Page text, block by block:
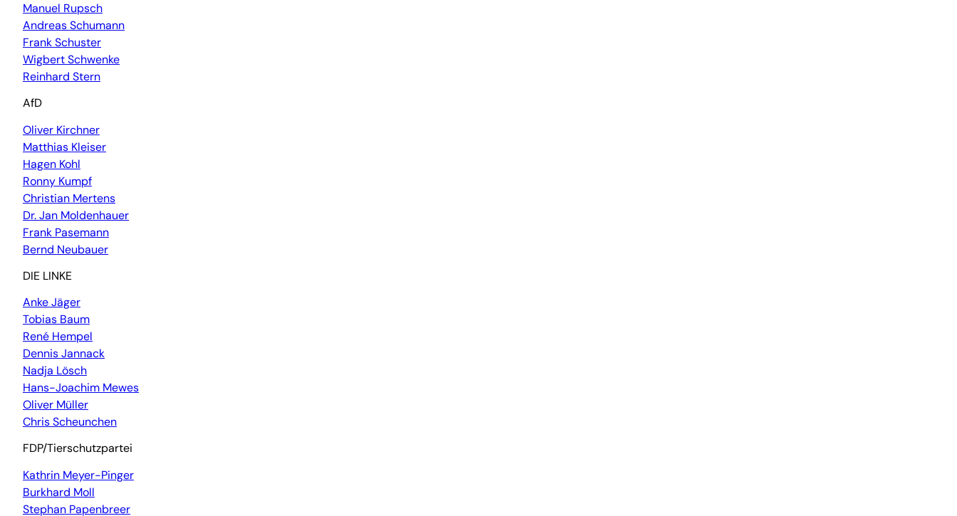
Manuel Rupsch
Andreas Schumann
Frank Schuster
Wigbert Schwenke
Reinhard Stern
AfD
Oliver Kirchner
Matthias Kleiser
Hagen Kohl
Ronny Kumpf
Christian Mertens
Dr. Jan Moldenhauer
Frank Pasemann
Bernd Neubauer
DIE LINKE
Anke Jäger
Tobias Baum
René Hempel
Dennis Jannack
Nadja Lösch
Hans-Joachim Mewes
Oliver Müller
Chris Scheunchen
FDP/Tierschutzpartei
Kathrin Meyer-Pinger
Burkhard Moll
Stephan Papenbreer